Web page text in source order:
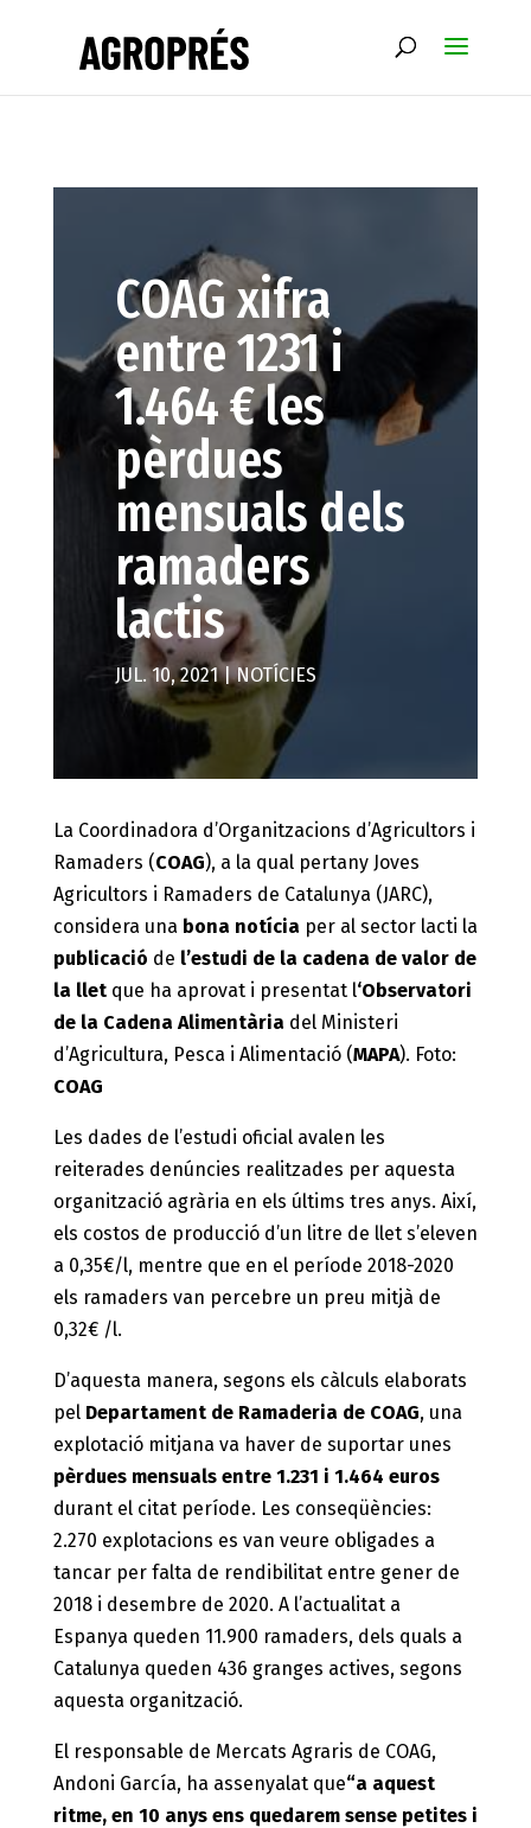
COAG xifra
entre 1231 i
1.464 € les
pèrdues
mensuals dels
ramaders
lactis
JUL. 10, 2021|NOTÍCIES
La Coordinadora d’Organitzacions d’Agricultors i
Ramaders (COAG), a la qual pertany Joves
Agricultors i Ramaders de Catalunya (JARC),
considera una bona notícia per al sector lacti la
publicació de l’estudi de la cadena de valor de
la lletque ha aprovat i presentat l‘Observatori
de la Cadena Alimentària del Ministeri
d’Agricultura, Pesca i Alimentació (MAPA). Foto:
COAG
Les dades de l’estudi oficial avalen les
reiterades denúncies realitzades per aquesta
organització agrària en els últims tres anys. Així,
els costos de producció d’un litre de llet s’eleven
a 0,35€/l, mentre que en el període 2018-2020
els ramaders van percebre un preu mitjà de
0,32€ /l.
D’aquesta manera, segons els càlculs elaborats
pel Departament de Ramaderia de COAG, una
explotació mitjana va haver de suportar unes
pèrdues mensuals entre 1.231 i 1.464 euros
durant el citat període. Les conseqüències:
2.270 explotacions es van veure obligades a
tancar per falta de rendibilitat entre gener de
2018 i desembre de 2020. A l’actualitat a
Espanya queden 11.900 ramaders, dels quals a
Catalunya queden 436 granges actives, segons
aquesta organització.
El responsable de Mercats Agraris de COAG,
Andoni García, ha assenyalat que“a aquest
ritme, en 10 anys ens quedarem sense petites i